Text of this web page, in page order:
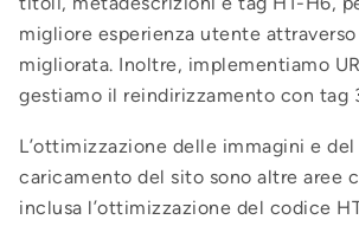
migliore esperienza utente
migliorata. Inoltre, implementiamo
gestiamo il reindirizzamento con tag
L’ottimizzazione delle immagini e
caricamento del sito sono altre aree
inclusa l’ottimizzazione del codice